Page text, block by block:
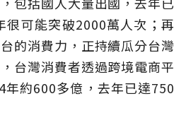
很可能突破2000萬人次；再
的消費力，正持續瓜分台灣
台灣消費者透過跨境電商平
年約600多億，去年已達750